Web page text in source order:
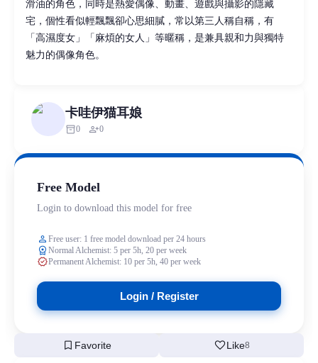
滑油的角色，同時是熱愛偶像、動畫、遊戲與攝影的隱藏
宅，個性看似輕飄飄卻心思細膩，常以第三人稱自稱，有
「高濕度女」「麻煩的女人」等暱稱，是兼具親和力與獨特
魅力的偶像角色。
卡哇伊猫耳娘
inventory_20 person_add0
Free Model
Login to download this model for free
person Free user: 1 free model download per 24 hours
workspace_premium Normal Alchemist: 5 per 5h, 20 per week
verifiedPermanent Alchemist: 10 per 5h, 40 per week
Login / Register
bookmark Favorite favoriteLike8